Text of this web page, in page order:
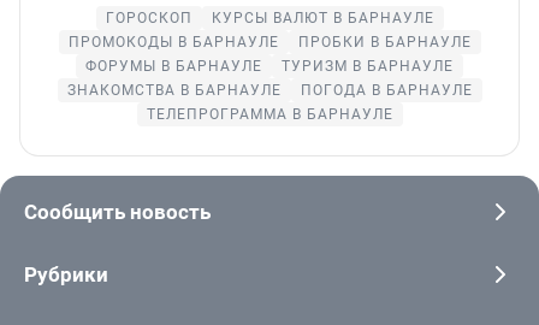
ГОРОСКОП
КУРСЫ ВАЛЮТ В БАРНАУЛЕ
ПРОМОКОДЫ В БАРНАУЛЕ
ПРОБКИ В БАРНАУЛЕ
ФОРУМЫ В БАРНАУЛЕ
ТУРИЗМ В БАРНАУЛЕ
ЗНАКОМСТВА В БАРНАУЛЕ
ПОГОДА В БАРНАУЛЕ
ТЕЛЕПРОГРАММА В БАРНАУЛЕ
Сообщить новость
Рубрики